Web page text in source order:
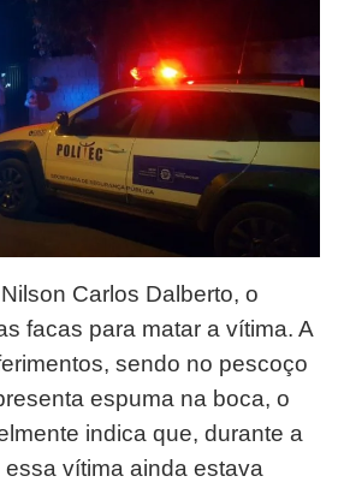
Carlos Dalberto, o
facas para matar a vítima. A
sendo no pescoço
espuma na boca, o
indica que, durante a
vítima ainda estava